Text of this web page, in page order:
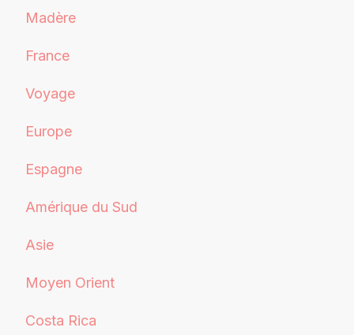
Madère
France
Voyage
Europe
Espagne
Amérique du Sud
Asie
Moyen Orient
Costa Rica